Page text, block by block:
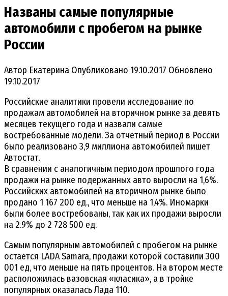
Названы самые популярные
автомобили с пробегом на рынке
России
Автор Екатерина Опубликовано 19.10.2017 Обновлено
19.10.2017
Российские аналитики провели исследование по
продажам автомобилей на вторичном рынке за девять
месяцев текущего года и назвали самые
востребованные модели. За отчетный период в России
было реализовано 3,9 миллиона автомобилей пишет
Автостат.
В сравнении с аналогичным периодом прошлого года
продажи на рынке подержанных авто выросли на 1,6%.
Российских автомобилей на вторичном рынке было
продано 1 167 200 ед., что меньше на 1,4%. Иномарки
были более востребованы, так как их продажи выросли
на 2.9% до 2 728 500 ед.
Самым популярным автомобилей с пробегом на рынке
остается LADA Samara, продажи которой составили 300
001 ед, что меньше на пять процентов. На втором месте
расположилась вазовская «класика», а в тройке
популярных оказалась Лада 110.